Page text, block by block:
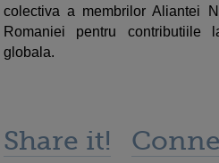
colectiva a membrilor Aliantei
Romaniei pentru contributiile
globala.
Share it!